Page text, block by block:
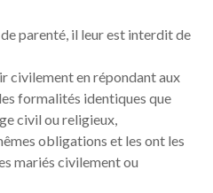
parenté, il leur est interdit de
civilement en répondant aux
formalités identiques que
civil ou religieux,
obligations et les ont les
mariés civilement ou